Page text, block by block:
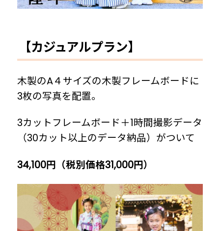
【カジュアルプラン】
木製のA４サイズの木製フレームボードに
3枚の写真を配置。
3カットフレームボード＋1時間撮影データ
（30カット以上のデータ納品）がついて
34,100円（税別価格31,000円）